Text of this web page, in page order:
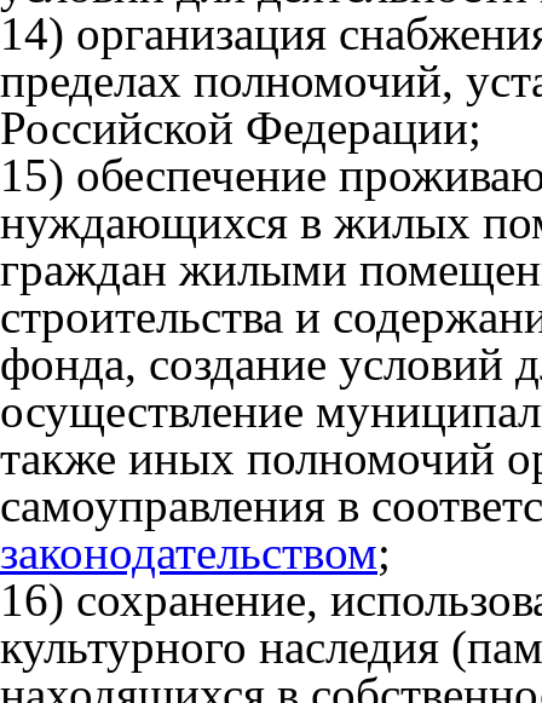
14) организация
пределах полномочий,
Российской Федерации;
15) обеспечение
нуждающихся в жилых
граждан жилыми
строительства и
фонда, создание условий
осуществление
также иных полномочий
самоуправления в
законодательством;
16) сохранение,
культурного наследия